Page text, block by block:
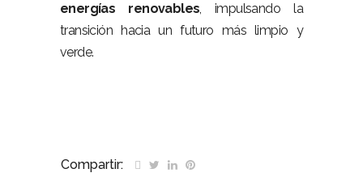
energías renovables, impulsandola
transición hacia un futuro más limpio y
verde.
Compartir: